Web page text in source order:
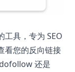
工具，专为 SEO
看您的反向链接
还是